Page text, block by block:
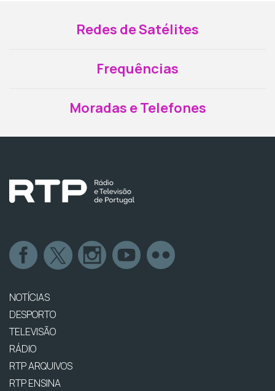
Redes de Satélites
Frequências
Moradas e Telefones
NOTÍCIAS
DESPORTO
TELEVISÃO
RÁDIO
RTP ARQUIVOS
RTP ENSINA